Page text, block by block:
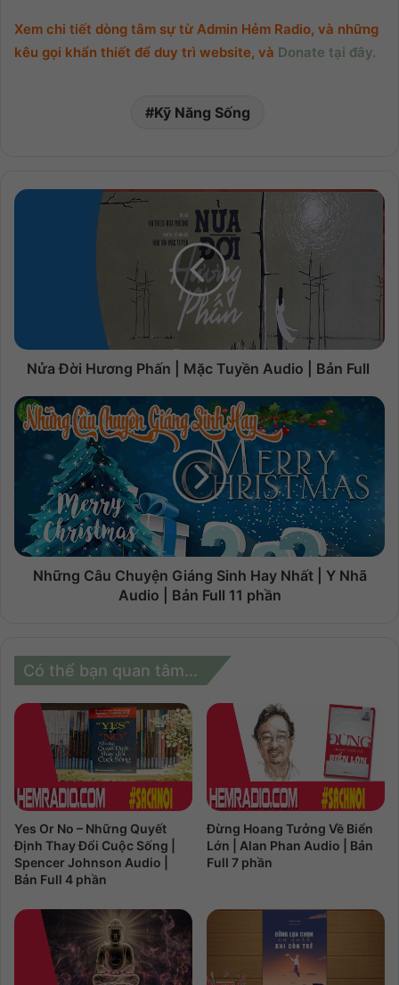
Xem chi tiết dòng tâm sự từ Admin Hẻm Radio, và những
kêu gọi khẩn thiết để duy trì website, và Donate tại đây.
Kỹ Năng Sống
Nửa Đời Hương Phấn | Mặc Tuyền Audio | Bản Full
Những Câu Chuyện Giáng Sinh Hay Nhất | Y Nhã
Audio | Bản Full 11 phần
Có thể bạn quan tâm...
Yes Or No – Những Quyết
Định Thay Đổi Cuộc Sống |
Spencer Johnson Audio |
Bản Full 4 phần
Đừng Hoang Tưởng Về Biển
Lớn | Alan Phan Audio | Bản
Full 7 phần